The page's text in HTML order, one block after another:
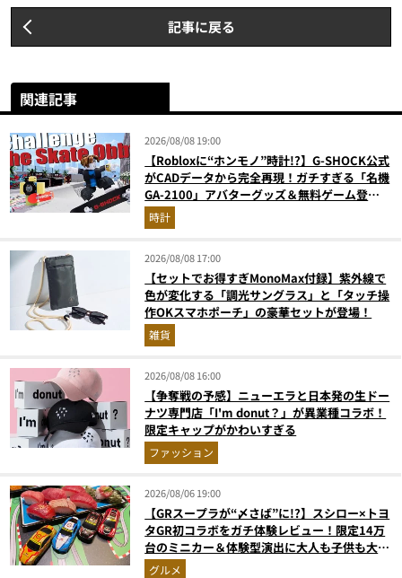
記事に戻る
関連記事
2026/08/08 19:00
【Robloxに“ホンモノ”時計!?】G-SHOCK公式
がCADデータから完全再現！ガチすぎる「名機
GA-2100」アバターグッズ＆無料ゲーム登場
が見逃せない
時計
2026/08/08 17:00
【セットでお得すぎMonoMax付録】紫外線で
色が変化する「調光サングラス」と「タッチ操
作OKスマホポーチ」の豪華セットが登場！
雑貨
2026/08/08 16:00
【争奪戦の予感】ニューエラと日本発の生ドー
ナツ専門店「I'm donut？」が異業種コラボ！
限定キャップがかわいすぎる
ファッション
2026/08/06 19:00
【GRスープラが“〆さば”に!?】スシロー×トヨ
タGR初コラボをガチ体験レビュー！限定14万
台のミニカー＆体験型演出に大人も子供も大興
奮間違いなし
グルメ